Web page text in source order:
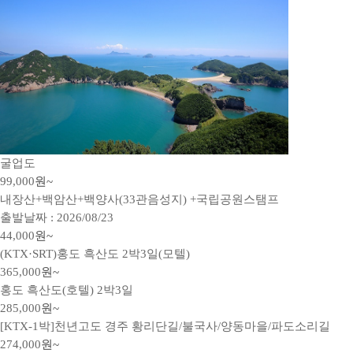
굴업도
99,000원~
내장산+백암산+백양사(33관음성지) +국립공원스탬프
출발날짜 : 2026/08/23
44,000원~
(KTX·SRT)홍도 흑산도 2박3일(모텔)
365,000원~
홍도 흑산도(호텔) 2박3일
285,000원~
[KTX-1박]천년고도 경주 황리단길/불국사/양동마을/파도소리길
274,000원~